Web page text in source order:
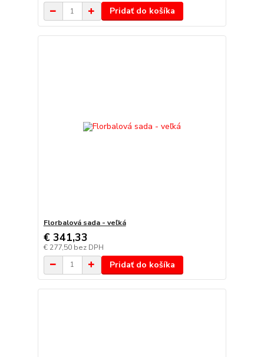
Pridať do košíka
Florbalová sada - veľká
€ 341,33
€ 277,50 bez DPH
Pridať do košíka